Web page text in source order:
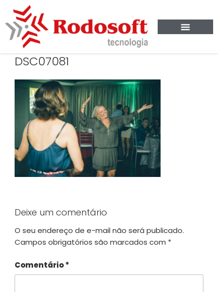
DSC07081
Deixe um comentário
O seu endereço de e-mail não será publicado.
Campos obrigatórios são marcados com *
Comentário*